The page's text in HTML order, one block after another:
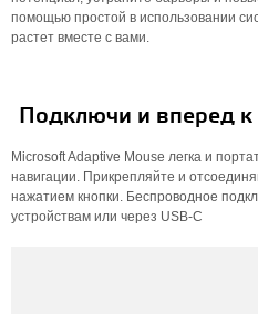
помощью простой в использовании
растет вместе с вами.
Подключи и вперед
Microsoft Adaptive Mouse легка и
навигации. Прикрепляйте и
нажатием кнопки. Беспроводное
устройствам или через USB-C